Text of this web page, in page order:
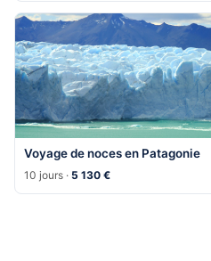
Voyage de noces en Patagonie
10 jours · 5 130 €